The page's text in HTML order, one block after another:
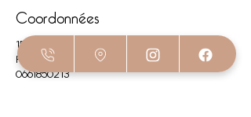
Coordonnées
150B Avenue du Bassin d'Arcachon, Le Porge,
France
0661850213